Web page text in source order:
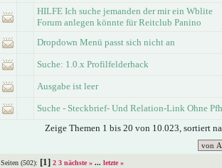
HILFE Ich suche jemanden der mir ein Wblite
Forum anlegen könnte für Reitclub Panino
Dropdown Menü passt sich nicht an
Suche: 1.0.x Profilfelderhack
Ausgabe ist leer
Suche - Steckbrief- Und Relation-Link Ohne Pfh
Zeige Themen 1 bis 20 von 10.023, sortiert
Seiten (502): [1] 2 3 nächste » ... letzte »